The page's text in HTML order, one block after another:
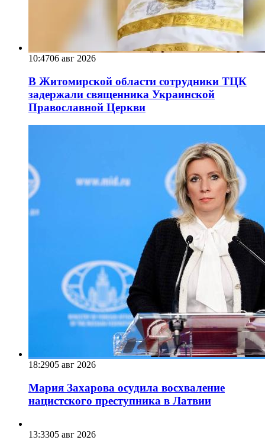
10:4706 авг 2026
В Житомирской области сотрудники ТЦК
задержали священника Украинской
Православной Церкви
18:2905 авг 2026
Мария Захарова осудила восхваление
нацистского преступника в Латвии
13:3305 авг 2026